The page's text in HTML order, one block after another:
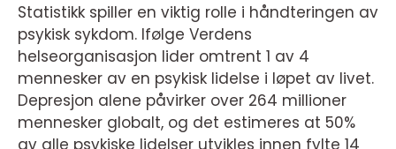
Statistikk spiller en viktig rolle i håndteringen av
psykisk sykdom. Ifølge Verdens
helseorganisasjon lider omtrent 1 av 4
mennesker av en psykisk lidelse i løpet av livet.
Depresjon alene påvirker over 264 millioner
mennesker globalt, og det estimeres at 50%
av alle psykiske lidelser utvikles innen fylte 14